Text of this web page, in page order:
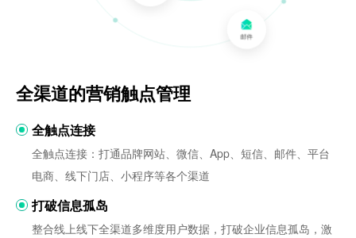
全渠道的营销触点管理
全触点连接
全触点连接：打通品牌网站、微信、App、短信、邮件、平台
电商、线下门店、小程序等各个渠道
打破信息孤岛
整合线上线下全渠道多维度用户数据，打破企业信息孤岛，激